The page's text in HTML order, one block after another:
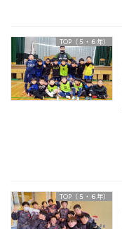
TOP（５・６年）
TOP（５・６年）